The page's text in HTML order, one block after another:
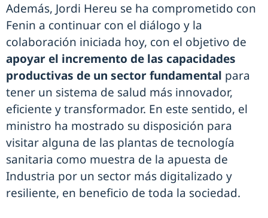
Además, Jordi Hereu se ha comprometido con
Fenin a continuar con el diálogo y la
colaboración iniciada hoy, con el objetivo de
apoyar el incremento de las capacidades
productivas de un sector fundamental para
tener un sistema de salud más innovador,
eficiente y transformador. En este sentido, el
ministro ha mostrado su disposición para
visitar alguna de las plantas de tecnología
sanitaria como muestra de la apuesta de
Industria por un sector más digitalizado y
resiliente, en beneficio de toda la sociedad.